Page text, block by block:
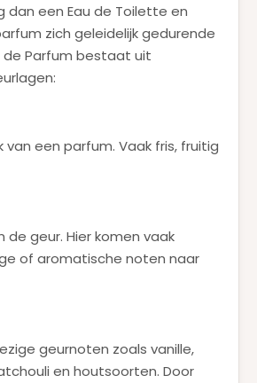
dan een Eau de Toilette en
zich geleidelijk gedurende
de Parfum bestaat uit
van een parfum. Vaak fris, fruitig
de geur. Hier komen vaak
of aromatische noten naar
geurnoten zoals vanille,
en houtsoorten. Door